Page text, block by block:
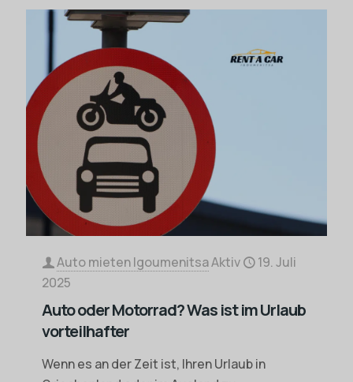
Auto mieten IgoumenitsaAktiv
19. Juli
2025
Auto oder Motorrad? Was ist im Urlaub
vorteilhafter
Wenn es an der Zeit ist, Ihren Urlaub in